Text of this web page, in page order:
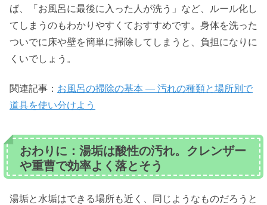
ば、「お風呂に最後に入った人が洗う」など、ルール化し
てしまうのもわかりやすくておすすめです。身体を洗った
ついでに床や壁を簡単に掃除してしまうと、負担になりに
くいでしょう。
関連記事： お風呂の掃除の基本 ― 汚れの種類と場所別で
道具を使い分けよう
おわりに：湯垢は酸性の汚れ。クレンザー
や重曹で効率よく落とそう
湯垢と水垢はできる場所も近く、同じようなものだろうと